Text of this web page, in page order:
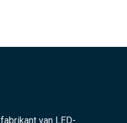
van LED-